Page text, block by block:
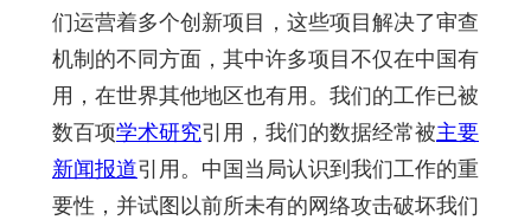
们运营着多个创新项目，这些项目解决了审查
机制的不同方面，其中许多项目不仅在中国有
用，在世界其他地区也有用。我们的工作已被
数百项学术研究引用，我们的数据经常被主要
新闻报道引用。中国当局认识到我们工作的重
要性，并试图以前所未有的网络攻击破坏我们